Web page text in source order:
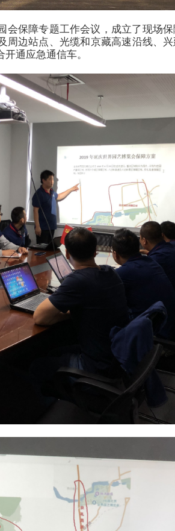
会保障专题工作会议，成立了现场
周边站点、光缆和京藏高速沿线、
通应急通信车。